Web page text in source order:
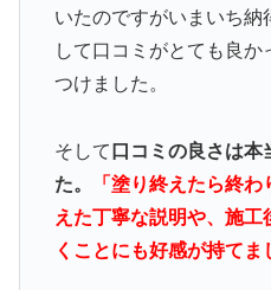
いたのですがいまいち納
して口コミがとても良
つけました。
そして 口コミの良さは本
た。
「塗り終えたら終
えた丁寧な説明や、施
くことにも好感が持てま